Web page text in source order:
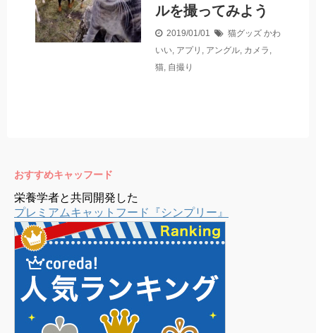
ルを撮ってみよう
2019/01/01 猫グッズ かわ
いい, アプリ , アングル, カメラ ,
猫, 自撮り
おすすめキャッフード
栄養学者と共同開発した
プレミアムキャットフード『シンプリー』